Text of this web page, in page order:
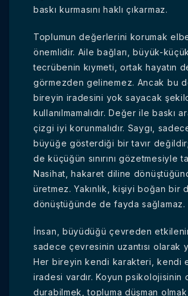
baskı kurmasını haklı çıkarmaz.
Toplumun değerlerini korumak
önemlidir. Aile bağları, büyük-küçük
tecrübenin kıymeti, ortak hayatın
görmezden gelinemez. Ancak bu
bireyin iradesini yok sayacak
kullanılmamalıdır. Değer ile baskı
çizgi iyi korunmalıdır. Saygı,
büyüğe gösterdiği bir tavır
de küçüğün sınırını gözetmesiyle
Nasihat, hakaret diline
üretmez. Yakınlık, kişiyi boğan bir
dönüştüğünde de fayda sağlamaz.
İnsan, büyüdüğü çevreden
sadece çevresinin uzantısı olarak
Her bireyin kendi karakteri, kendi
iradesi vardır. Koyun psikolojisinin
durabilmek, topluma düşman olmak